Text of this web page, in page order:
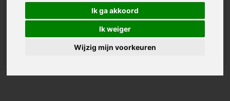
Ik ga akkoord
Ik weiger
Wijzig mijn voorkeuren